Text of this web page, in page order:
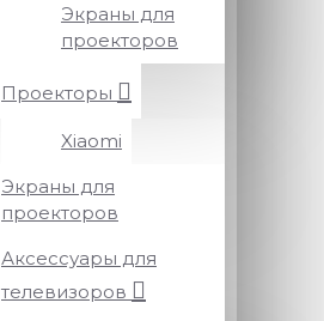
Экраны для
проекторов
Проекторы
Xiaomi
Экраны для
проекторов
Аксессуары для
телевизоров